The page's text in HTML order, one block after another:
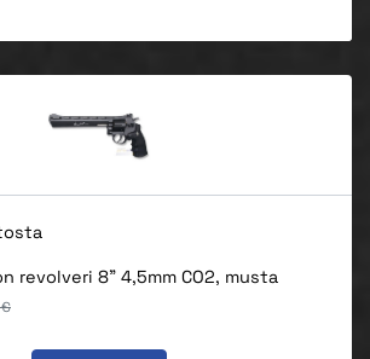
revolveri 8" 4,5mm CO2, musta
hinta
€